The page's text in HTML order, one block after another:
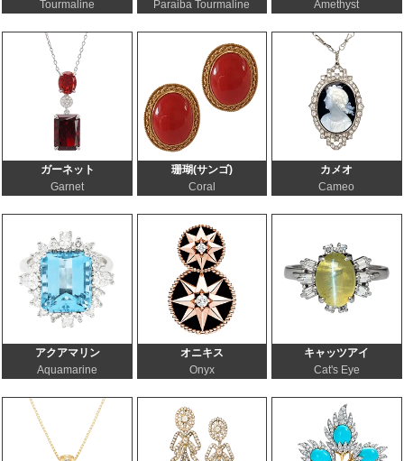
Tourmaline
Paraiba Tourmaline
Amethyst
ガーネット
Garnet
珊瑚(サンゴ)
Coral
カメオ
Cameo
アクアマリン
Aquamarine
オニキス
Onyx
キャッツアイ
Cat's Eye